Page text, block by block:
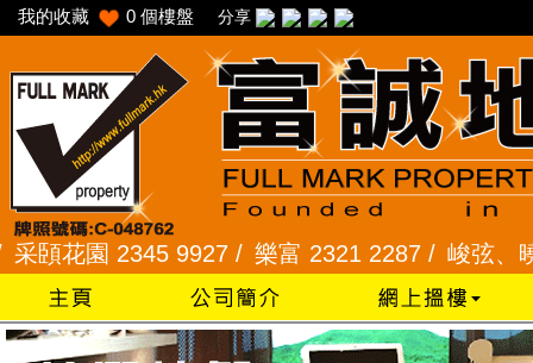
我的收藏 0 個樓盤 分享
花園 2345 9927 /樂富 2321 2287 /峻弦、曉暉